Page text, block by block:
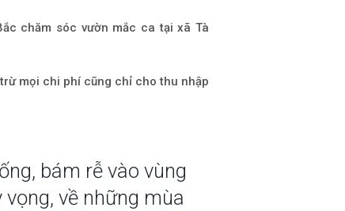
chăm sóc vườn mắc ca tại xã Tà
mọi chi phí cũng chỉ cho thu nhập
bám rễ vào vùng
về những mùa